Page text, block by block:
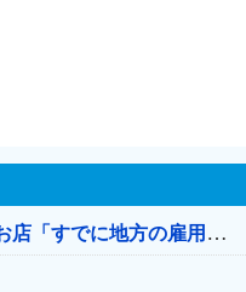
日本のお店、時給1500円でもミャンマー人に次々と逃げられてしまう。お店「すでに地方の雇用は崩壊」